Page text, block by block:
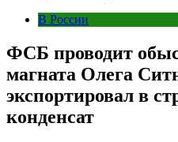
В России
ФСБ проводит
магната Олега
экспортировал в
конденсат